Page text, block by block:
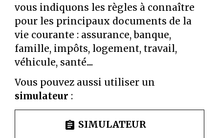
vous indiquons les règles à connaître
pour les principaux documents de la
vie courante : assurance, banque,
famille, impôts, logement, travail,
véhicule, santé....
Vous pouvez aussi utiliser un
simulateur :
assignment SIMULATEUR